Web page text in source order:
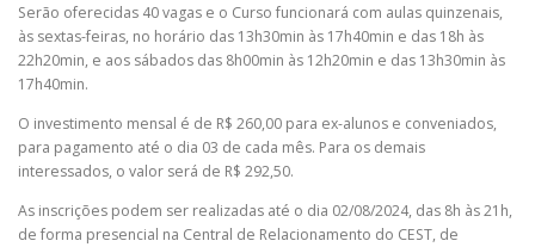
Serão oferecidas 40 vagas e o Curso funcionará com aulas quinzenais,
às sextas-feiras, no horário das 13h30min às 17h40min e das 18h às
22h20min, e aos sábados das 8h00min às 12h20min e das 13h30min às
17h40min.
O investimento mensal é de R$ 260,00 para ex-alunos e conveniados,
para pagamento até o dia 03 de cada mês. Para os demais
interessados, o valor será de R$ 292,50.
As inscrições podem ser realizadas até o dia 02/08/2024, das 8h às 21h,
de forma presencial na Central de Relacionamento do CEST, de